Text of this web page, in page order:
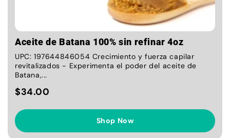
Aceite de Batana 100% sin refinar 4oz
UPC: 197644846054 Crecimiento y fuerza capilar
revitalizados - Experimenta el poder del aceite de
Batana,...
$34.00
Shop Now